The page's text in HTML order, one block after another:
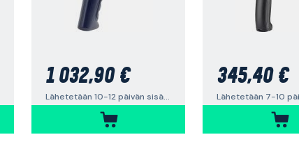
1 032,90 €
Lähetetään 10-12 päivän sisällä
345,40 €
Lähetetään 7-10